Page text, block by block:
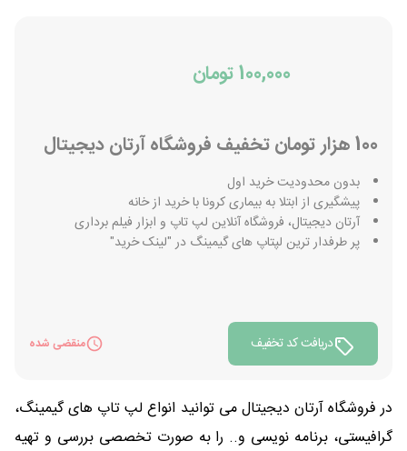
100,000 تومان
100 هزار تومان تخفیف فروشگاه آرتان دیجیتال
بدون محدودیت خرید اول
پیشگیری از ابتلا به بیماری کرونا با خرید از خانه
آرتان دیجیتال، فروشگاه آنلاین لپ تاپ و ابزار فیلم برداری
پر طرفدار ترین لپتاپ های گیمینگ در "لینک خرید"
دریافت کد تخفیف منقضی شده
در فروشگاه آرتان دیجیتال می توانید انواع لپ تاپ های گیمینگ،
گرافیستی، برنامه نویسی و.. را به صورت تخصصی بررسی و تهیه